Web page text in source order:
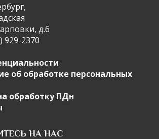
д.6
929-2370
об обработке персональных
обработку ПДн
НА НАС